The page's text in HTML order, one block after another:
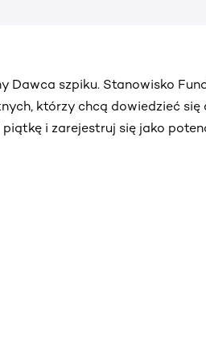
Dawca szpiku. Stanowisko
którzy chcą dowiedzieć
i zarejestruj się jako